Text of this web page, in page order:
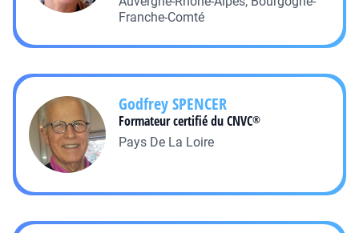
Franche-Comté
GodfreySPENCER
Formateur certifié du CNVC®
Pays De La Loire